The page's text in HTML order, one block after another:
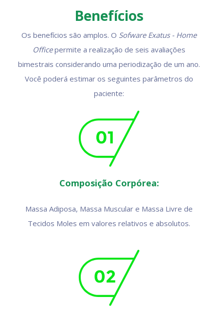
Benefícios
Os benefícios são amplos. O Sofware Exatus - Home
Officepermite a realização de seis avaliações
bimestrais considerando uma periodização de um ano.
Você poderá estimar os seguintes parâmetros do
paciente:
Composição Corpórea:
Massa Adiposa, Massa Muscular e Massa Livre de
Tecidos Moles em valores relativos e absolutos.